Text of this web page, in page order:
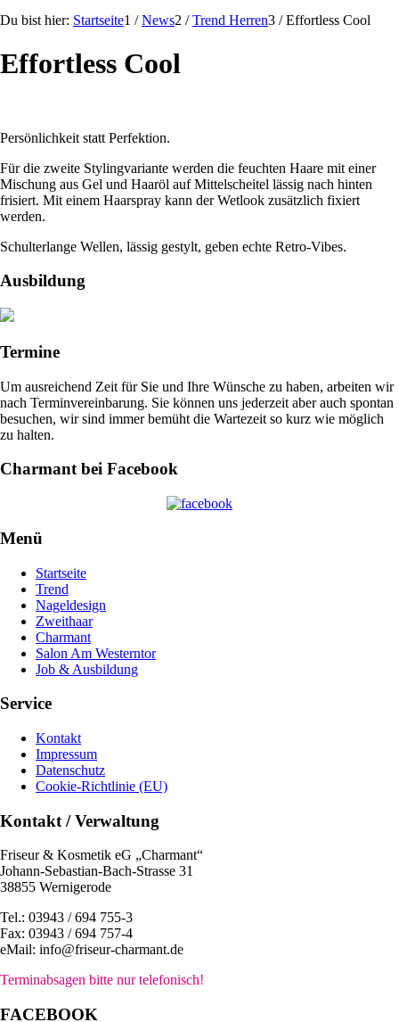
Du bist hier: Startseite1 / News2 / Trend Herren3 / Effortless Cool
Effortless Cool
Persönlichkeit statt Perfektion.
Für die zweite Stylingvariante werden die feuchten Haare mit einer
Mischung aus Gel und Haaröl auf Mittelscheitel lässig nach hinten
frisiert. Mit einem Haarspray kann der Wetlook zusätzlich fixiert
werden.
Schulterlange Wellen, lässig gestylt, geben echte Retro-Vibes.
Ausbildung
Termine
Um ausreichend Zeit für Sie und Ihre Wünsche zu haben, arbeiten wir
nach Terminvereinbarung. Sie können uns jederzeit aber auch spontan
besuchen, wir sind immer bemüht die Wartezeit so kurz wie möglich
zu halten.
Charmant bei Facebook
Menü
Startseite
Trend
Nageldesign
Zweithaar
Charmant
Salon Am Westerntor
Job & Ausbildung
Service
Kontakt
Impressum
Datenschutz
Cookie-Richtlinie (EU)
Kontakt / Verwaltung
Friseur & Kosmetik eG „Charmant“
Johann-Sebastian-Bach-Strasse 31
38855 Wernigerode
Tel.: 03943 / 694 755-3
Fax: 03943 / 694 757-4
eMail: info@friseur-charmant.de
Terminabsagen bitte nur telefonisch!
FACEBOOK